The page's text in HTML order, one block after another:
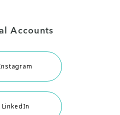
Accounts
LinkedIn